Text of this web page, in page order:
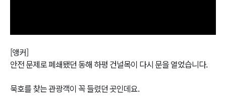
[앵커]
안전 문제로 폐쇄됐던 동해 하평 건널목이 다시 문을 열었습니다.
묵호를 찾는 관광객이 꼭 들렸던 곳인데요.